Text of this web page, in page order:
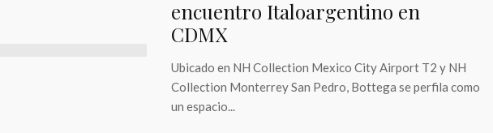
encuentro Italoargentino en
CDMX
Ubicado en NH Collection Mexico City Airport T2 y NH
Collection Monterrey San Pedro, Bottega se perfila como
un espacio...